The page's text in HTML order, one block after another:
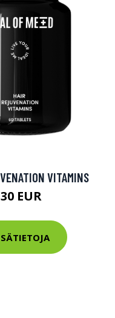
VITAMINS
30 EUR